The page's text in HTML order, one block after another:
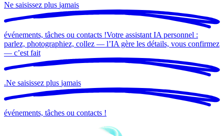
Ne saisissez plus jamais
événements, tâches ou contacts !Votre assistant IA personnel :
parlez, photographiez, collez — l’IA gère les détails, vous confirmez
— c’est fait
.Ne saisissez plus jamais
événements, tâches ou contacts !